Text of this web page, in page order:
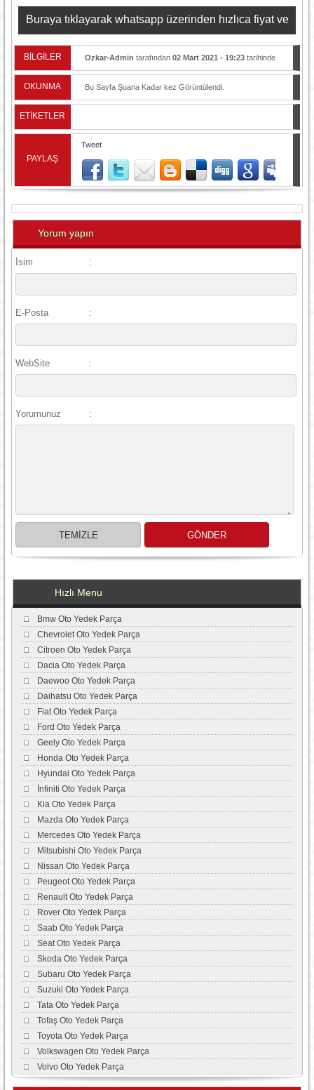
Buraya tıklayarak whatsapp üzerinden hızlıca fiyat ve
stok bilgisi alabilirsiniz
BİLGİLER Ozkar-Admin tarafından 02 Mart 2021 - 19:23tarihinde
OKUNMA Bu Sayfa Şuana Kadar kez Görüntülendi.
ETİKETLER
PAYLAŞ
Tweet
Yorum yapın
İsim :
E-Posta :
WebSite :
Yorumunuz :
Hızlı Menu
Bmw Oto Yedek Parça
Chevrolet Oto Yedek Parça
Citroen Oto Yedek Parça
Dacia Oto Yedek Parça
Daewoo Oto Yedek Parça
Daihatsu Oto Yedek Parça
Fiat Oto Yedek Parça
Ford Oto Yedek Parça
Geely Oto Yedek Parça
Honda Oto Yedek Parça
Hyundai Oto Yedek Parça
İnfiniti Oto Yedek Parça
Kia Oto Yedek Parça
Mazda Oto Yedek Parça
Mercedes Oto Yedek Parça
Mitsubishi Oto Yedek Parça
Nissan Oto Yedek Parça
Peugeot Oto Yedek Parça
Renault Oto Yedek Parça
Rover Oto Yedek Parça
Saab Oto Yedek Parça
Seat Oto Yedek Parça
Skoda Oto Yedek Parça
Subaru Oto Yedek Parça
Suzuki Oto Yedek Parça
Tata Oto Yedek Parça
Tofaş Oto Yedek Parça
Toyota Oto Yedek Parça
Volkswagen Oto Yedek Parça
Volvo Oto Yedek Parça